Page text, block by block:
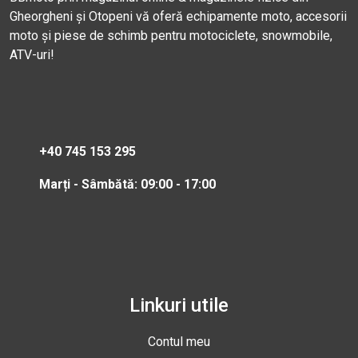
Gheorgheni și Otopeni vă oferă echipamente moto, accesorii
moto și piese de schimb pentru motociclete, snowmobile,
ATV-uri!
+40 745 153 295
Marți - Sâmbătă: 09:00 - 17:00
Linkuri utile
Contul meu